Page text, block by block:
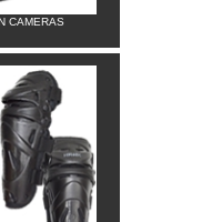
CAMERAS